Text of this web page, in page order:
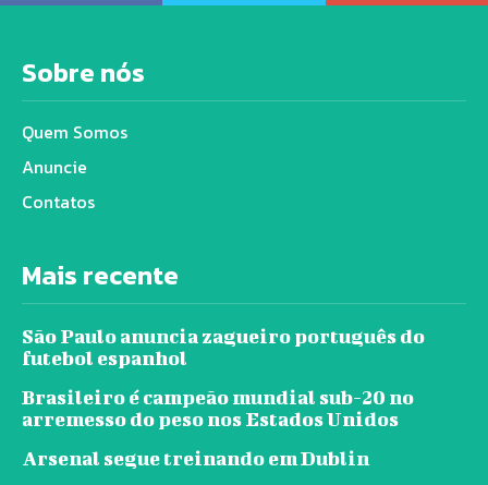
Sobre nós
Quem Somos
Anuncie
Contatos
Mais recente
São Paulo anuncia zagueiro português do
futebol espanhol
Brasileiro é campeão mundial sub-20 no
arremesso do peso nos Estados Unidos
Arsenal segue treinando em Dublin